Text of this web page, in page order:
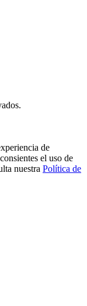
de
el uso de
nuestra Política de